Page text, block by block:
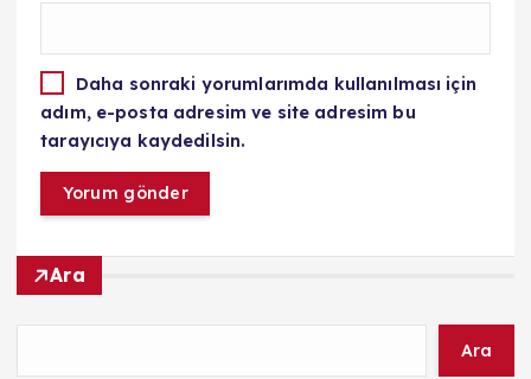
Daha sonraki yorumlarımda kullanılması için
adım, e-posta adresim ve site adresim bu
tarayıcıya kaydedilsin.
Ara
Ara